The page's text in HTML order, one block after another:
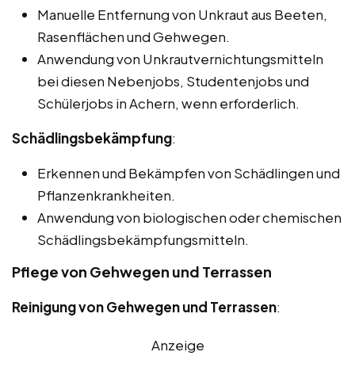
Manuelle Entfernung von Unkraut aus Beeten,
Rasenflächen und Gehwegen.
Anwendung von Unkrautvernichtungsmitteln
bei diesen Nebenjobs, Studentenjobs und
Schülerjobs in Achern, wenn erforderlich.
Schädlingsbekämpfung:
Erkennen und Bekämpfen von Schädlingen und
Pflanzenkrankheiten.
Anwendung von biologischen oder chemischen
Schädlingsbekämpfungsmitteln.
Pflege von Gehwegen und Terrassen
Reinigung von Gehwegen und Terrassen:
Anzeige